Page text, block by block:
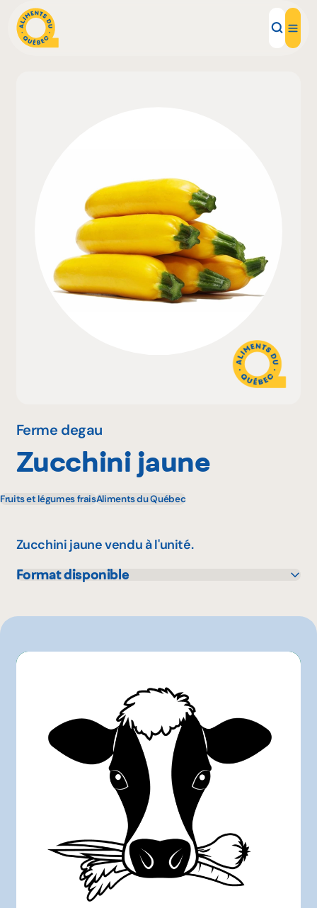
Inspirations d'ici
Restaurants
Institutions
À propos
Ferme degau
Zucchini jaune
Fruits et légumes fraisAliments du Québec
Zucchini jaune vendu à l'unité.
Format disponible